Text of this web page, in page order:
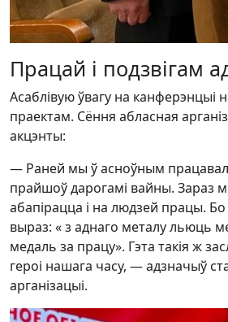
Працай і подзвігам
Асаблівую ўвагу на канферэнцыі
праектам. Сёння абласная
акцэнты:
— Раней мы ў асноўным
прайшоў дарогамі вайны. Зараз
абапірацца і на людзей працы.
выраз: « з аднаго металу льюць
медаль за працу». Гэта такія ж
героі нашага часу, — адзначыў
арганізацыі.